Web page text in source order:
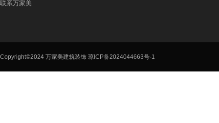
联系万家美
Copyright©2024 万家美建筑装饰 琼ICP备2024044663号-1